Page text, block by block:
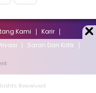
Kami
Karir
Saran Dan Kritik
Reserved.